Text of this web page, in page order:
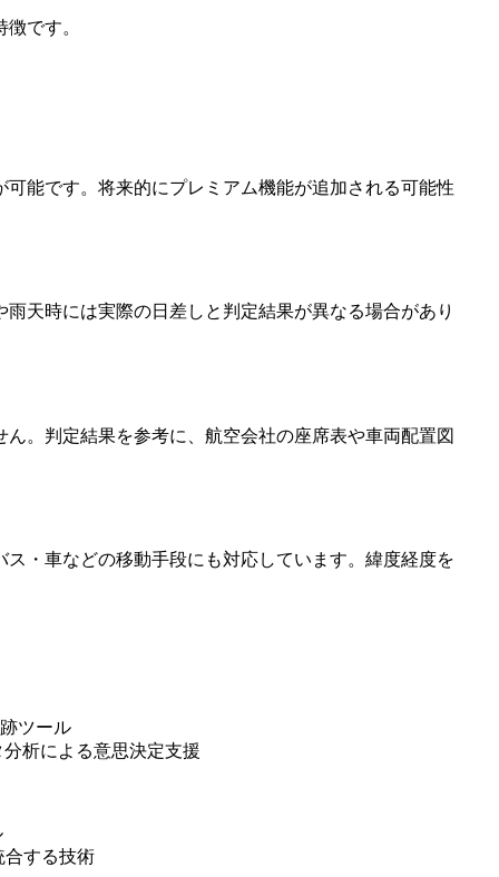
です。
能です。将来的にプレミアム機能が追加される可能性
天時には実際の日差しと判定結果が異なる場合があり
。判定結果を参考に、航空会社の座席表や車両配置図
・車などの移動手段にも対応しています。緯度経度を
ツール
分析による意思決定支援
合する技術